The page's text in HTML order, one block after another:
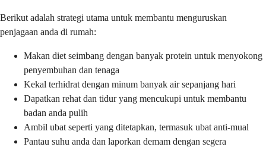
Berikut adalah strategi utama untuk membantu menguruskan
penjagaan anda di rumah:
Makan diet seimbang dengan banyak protein untuk menyokong
penyembuhan dan tenaga
Kekal terhidrat dengan minum banyak air sepanjang hari
Dapatkan rehat dan tidur yang mencukupi untuk membantu
badan anda pulih
Ambil ubat seperti yang ditetapkan, termasuk ubat anti-mual
Pantau suhu anda dan laporkan demam dengan segera